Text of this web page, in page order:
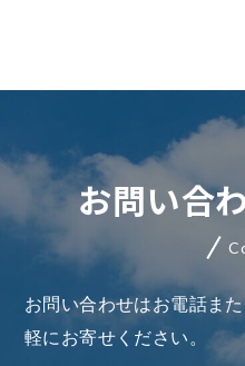
お問い合わせはお電話ま
軽にお寄せください。
お問い合